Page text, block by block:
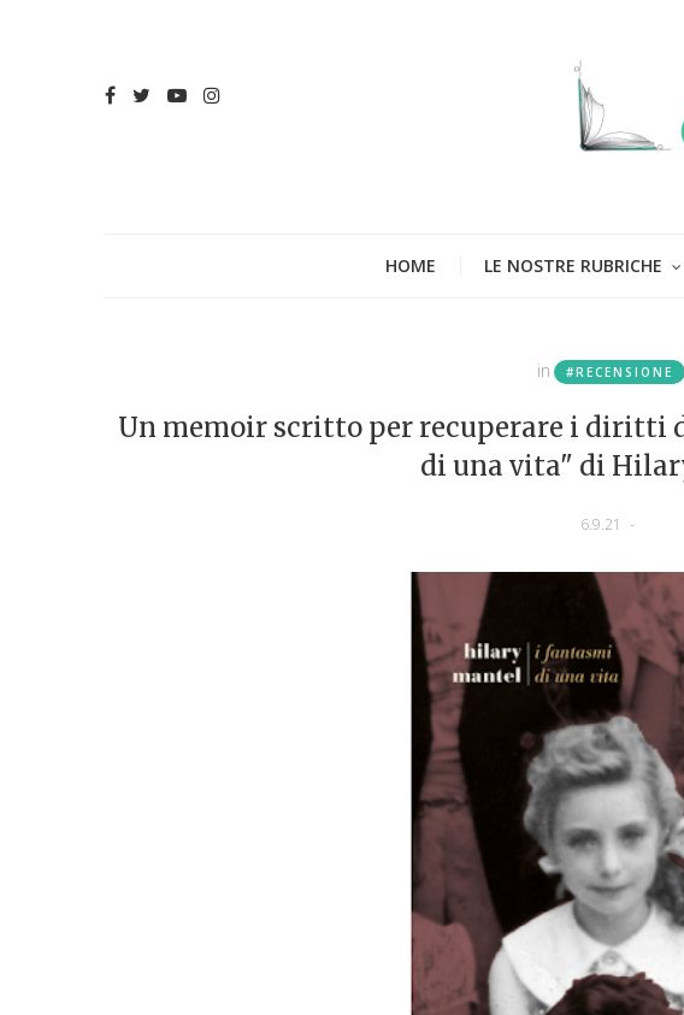
HOME LE NOSTRE RUBRICHE
in #RECENSIONE
Un memoir scritto per recuperare i diritti
di una vita" di
6.9.21 -